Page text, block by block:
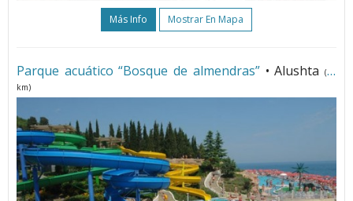
Más Info Mostrar En Mapa
Parque acuático “Bosque de almendras” • Alushta(40
km)